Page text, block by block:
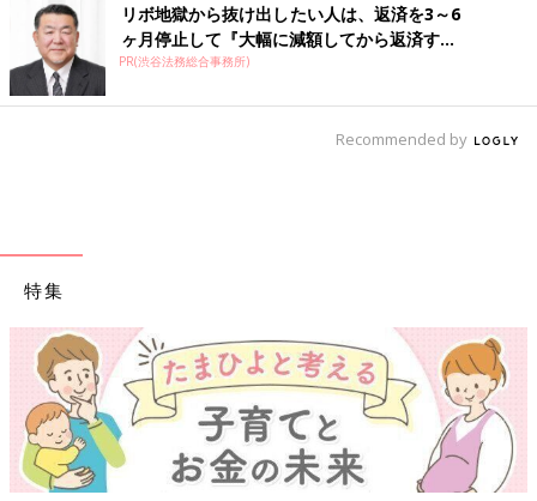
リボ地獄から抜け出したい人は、返済を3～6
ヶ月停止して『大幅に減額してから返済す...
PR(渋谷法務総合事務所)
Recommended by
特集